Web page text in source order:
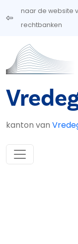
Overslaan en naar
naar de website
rechtbanken
kanton van